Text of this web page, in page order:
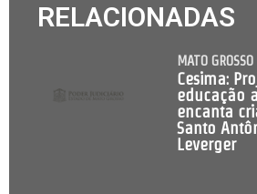
RELACIONADAS
MATO GROSSO
Cesima:
educação
encanta
Santo
Leverger